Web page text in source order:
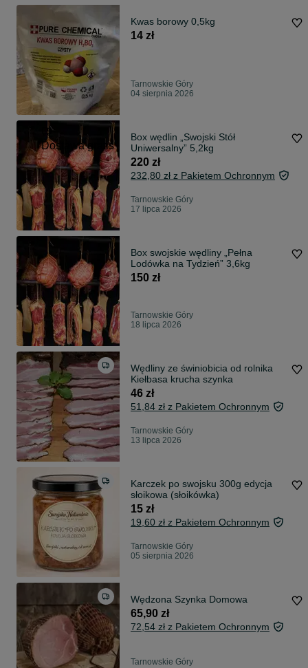
Kwas borowy 0,5kg
14 zł
Tarnowskie Góry
04 sierpnia 2026
Dostawa gratis
Box wędlin „Swojski Stół
Uniwersalny” 5,2kg
220 zł
232,80 zł z Pakietem Ochronnym
Tarnowskie Góry
17 lipca 2026
Box swojskie wędliny „Pełna
Lodówka na Tydzień” 3,6kg
150 zł
Tarnowskie Góry
18 lipca 2026
Wędliny ze świniobicia od rolnika
Kiełbasa krucha szynka
46 zł
51,84 zł z Pakietem Ochronnym
Tarnowskie Góry
13 lipca 2026
Karczek po swojsku 300g edycja
słoikowa (słoikówka)
15 zł
19,60 zł z Pakietem Ochronnym
Tarnowskie Góry
05 sierpnia 2026
Wędzona Szynka Domowa
65,90 zł
72,54 zł z Pakietem Ochronnym
Tarnowskie Góry